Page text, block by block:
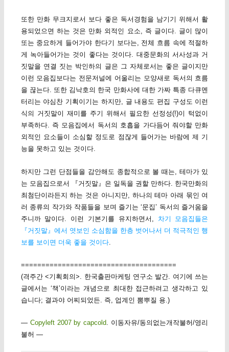
또한 만화 무크지로서 보다 좋은 독서경험을 남기기 위해서 활
용되었으면 하는 것은 만화 외적인 요소, 즉 글이다. 글이 많이
또는 중요하게 들어가야 한다기 보다는, 전체 흐름 속에 적절하
게 녹아들어가는 것이 좋다는 것이다. 대중문화의 서사성과 거
짓말을 연결 짓는 박인하의 글은 그 자체로서는 좋은 글이지만
이런 모음집보다는 전문저널에 어울리는 모양새로 독서의 흐름
을 끊는다. 또한 김낙호의 한국 만화사에 대한 가짜 특종 다큐멘
터리는 야심찬 기획이기는 하지만, 글 내용도 편집 구성도 이런
식의 거짓말이 재미를 주기 위해서 필요한 선정성(!)이 턱없이
부족하다. 즉 모음집에서 독서의 호흡을 가다듬어 줘야할 만화
외적인 요소들이 소심할 정도로 점잖게 들어가는 바람에 제 기
능을 못하고 있는 것이다.
하지만 그런 단점들을 감안해도 종합적으로 볼 때는, 테마가 있
는 모음집으로서 『거짓말』은 일독을 권할 만하다. 한국만화의
최첨단이라든지 하는 것은 아니지만, 하나의 테마 아래 묶인 여
러 종류의 작가와 작품들을 보며 즐기는 ‘문집’ 독서의 즐거움을
주니까 말이다. 이런 기본기를 유지하면서, 차기 모음집들은
『거짓말』에서 엿보인 소심함을 한층 벗어나서 더 적극적인 행
보를 보이면 더욱 좋을 것이다.
======================================
(격주간 <기획회의>. 한국출판마케팅 연구소 발간. 여기에 쓰는
글에서는 ‘책’이라는 개념으로 최대한 접근하려고 생각하고 있
습니다; 결과야 어찌되었든. 즉, 업계인 뽐뿌질 용.)
— Copyleft 2007 by capcold . 이동자유/동의없는개작불허/영리
불허 —